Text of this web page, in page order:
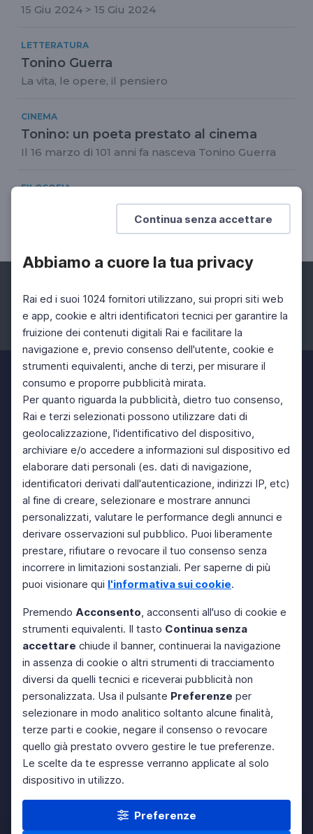
Continua senza accettare
Abbiamo a cuore la tua privacy
Rai ed i suoi 1024 fornitori utilizzano, sui propri siti web
e app, cookie e altri identificatori tecnici per garantire la
fruizione dei contenuti digitali Rai e facilitare la
navigazione e, previo consenso dell'utente, cookie e
strumenti equivalenti, anche di terzi, per misurare il
consumo e proporre pubblicità mirata.
Per quanto riguarda la pubblicità, dietro tuo consenso,
Rai e terzi selezionati possono utilizzare dati di
geolocalizzazione, l'identificativo del dispositivo,
archiviare e/o accedere a informazioni sul dispositivo ed
elaborare dati personali (es. dati di navigazione,
identificatori derivati dall'autenticazione, indirizzi IP, etc)
al fine di creare, selezionare e mostrare annunci
personalizzati, valutare le performance degli annunci e
derivare osservazioni sul pubblico. Puoi liberamente
prestare, rifiutare o revocare il tuo consenso senza
incorrere in limitazioni sostanziali. Per saperne di più
puoi visionare qui l'informativa sui cookie.
Premendo Acconsento, acconsenti all'uso di cookie e
strumenti equivalenti. Il tasto Continua senza
accettare chiude il banner, continuerai la navigazione
in assenza di cookie o altri strumenti di tracciamento
diversi da quelli tecnici e riceverai pubblicità non
personalizzata. Usa il pulsante Preferenze per
selezionare in modo analitico soltanto alcune finalità,
terze parti e cookie, negare il consenso o revocare
quello già prestato ovvero gestire le tue preferenze.
Le scelte da te espresse verranno applicate al solo
dispositivo in utilizzo.
Preferenze
15 Giu 2024 > 15 Giu 2024
LETTERATURA
Tonino Guerra
La vita, le opere, il pensiero
CINEMA
Tonino: un poeta prestato al cinema
Il 16 marzo di 101 anni fa nasceva Tonino Guerra
FILOSOFIA
Domenico Trischitta. Angelo Scandurra
Facebook Instagram Twitter